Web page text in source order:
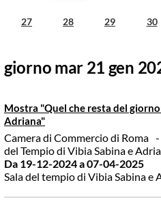
27 28 29 30
giorno mar 21 gen
Mostra "Quel che resta del
Adriana"
Camera di Commercio di Roma -
del Tempio di Vibia Sabina e
Da 19-12-2024a 07-04-2025
Sala del tempio di Vibia Sabina e